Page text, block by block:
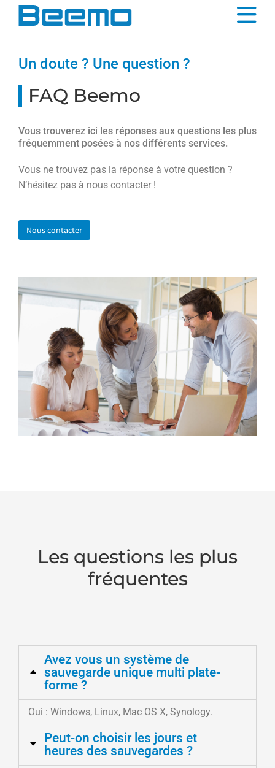
principal
Un doute ? Une question ?
FAQ Beemo
Vous trouverez ici les réponses aux questions les plus
fréquemment posées à nos différents services.
Vous ne trouvez pas la réponse à votre question ?
N’hésitez pas à nous contacter !
Nous contacter
Les questions les plus
fréquentes
Avez vous un système de
sauvegarde unique multi plate-
forme ?
Oui : Windows, Linux, Mac OS X, Synology.
Peut-on choisir les jours et
heures des sauvegardes ?